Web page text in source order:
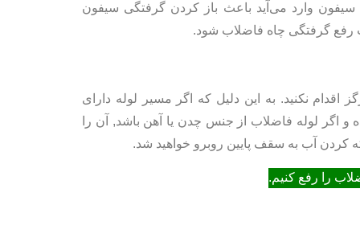
وارد می‌آید باعث باز کردن گرفتگی سیفون
رفع گرفتگی چاه فاضلاب شود.
نکنید. به این دلیل که اگر مسیر لوله دارای
اگر لوله فاضلاب از جنس چدن یا آهن باشد, آن را
آب به سقف پایین روبرو خواهید شد.
را رفع کنیم.